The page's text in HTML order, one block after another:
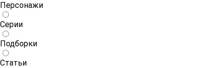
Персонажи
Серии
Подборки
Статьи